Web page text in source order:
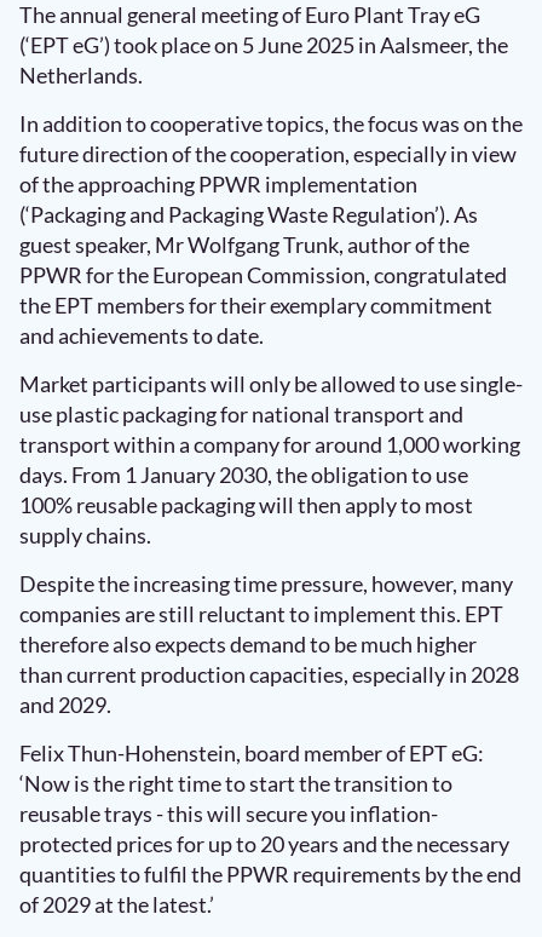
The annual general meeting of Euro Plant Tray eG
(‘EPT eG’) took place on 5 June 2025 in Aalsmeer, the
Netherlands.
In addition to cooperative topics, the focus was on the
future direction of the cooperation, especially in view
of the approaching PPWR implementation
(‘Packaging and Packaging Waste Regulation’). As
guest speaker, Mr Wolfgang Trunk, author of the
PPWR for the European Commission, congratulated
the EPT members for their exemplary commitment
and achievements to date.
Market participants will only be allowed to use single-
use plastic packaging for national transport and
transport within a company for around 1,000 working
days. From 1 January 2030, the obligation to use
100% reusable packaging will then apply to most
supply chains.
Despite the increasing time pressure, however, many
companies are still reluctant to implement this. EPT
therefore also expects demand to be much higher
than current production capacities, especially in 2028
and 2029.
Felix Thun-Hohenstein, board member of EPT eG:
‘Now is the right time to start the transition to
reusable trays - this will secure you inflation-
protected prices for up to 20 years and the necessary
quantities to fulfil the PPWR requirements by the end
of 2029 at the latest.’